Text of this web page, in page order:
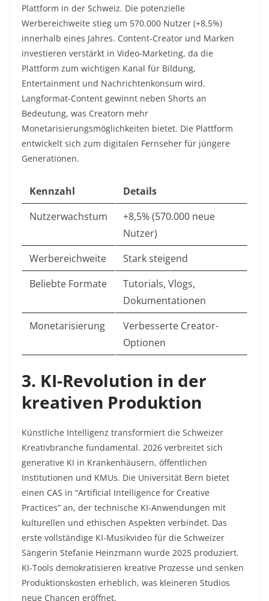
Plattform in der Schweiz. Die potenzielle
Werbereichweite stieg um 570.000 Nutzer (+8,5%)
innerhalb eines Jahres. Content-Creator und Marken
investieren verstärkt in Video-Marketing, da die
Plattform zum wichtigen Kanal für Bildung,
Entertainment und Nachrichtenkonsum wird.
Langformat-Content gewinnt neben Shorts an
Bedeutung, was Creatorn mehr
Monetarisierungsmöglichkeiten bietet. Die Plattform
entwickelt sich zum digitalen Fernseher für jüngere
Generationen.​
Kennzahl
Details
Nutzerwachstum
+8,5% (570.000 neue
Nutzer) ​
Werbereichweite
Stark steigend
Beliebte Formate
Tutorials, Vlogs,
Dokumentationen
Monetarisierung
Verbesserte Creator-
Optionen
3. KI-Revolution in der
kreativen Produktion
Künstliche Intelligenz transformiert die Schweizer
Kreativbranche fundamental. 2026 verbreitet sich
generative KI in Krankenhäusern, öffentlichen
Institutionen und KMUs. Die Universität Bern bietet
einen CAS in “Artificial Intelligence for Creative
Practices” an, der technische KI-Anwendungen mit
kulturellen und ethischen Aspekten verbindet. Das
erste vollständige KI-Musikvideo für die Schweizer
Sängerin Stefanie Heinzmann wurde 2025 produziert.
KI-Tools demokratisieren kreative Prozesse und senken
Produktionskosten erheblich, was kleineren Studios
neue Chancen eröffnet.​